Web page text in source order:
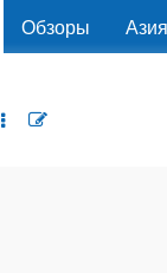
Обзоры Азия